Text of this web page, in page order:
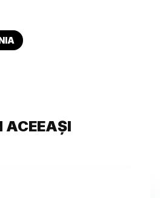
ACEEAȘI